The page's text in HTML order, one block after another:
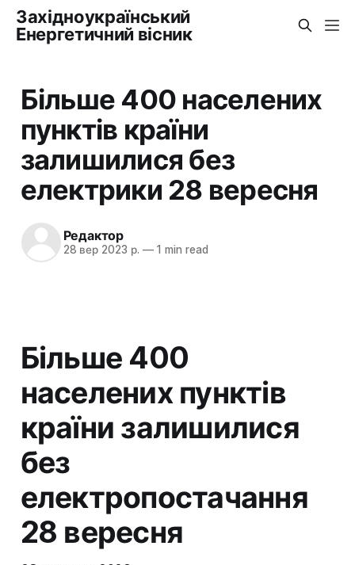
Західноукраїнський
Енергетичний вісник
Більше 400 населених
пунктів країни
залишилися без
електрики 28 вересня
Редактор
28 вер 2023 р. —1 min read
Більше 400
населених пунктів
країни залишилися
без
електропостачання
28 вересня